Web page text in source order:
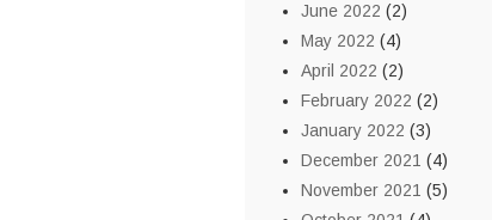
June 2022 (2)
May 2022 (4)
April 2022 (2)
February 2022 (2)
January 2022 (3)
December 2021 (4)
November 2021 (5)